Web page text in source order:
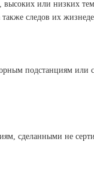
высоких или низких
следов их
подстанциям или
сделанными не